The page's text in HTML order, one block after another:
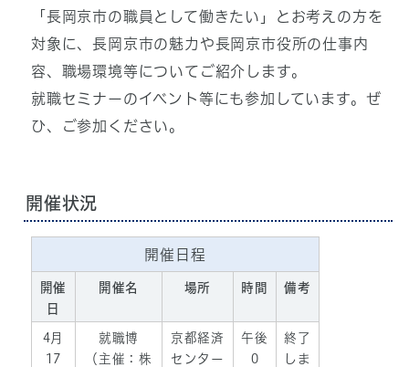
「長岡京市の職員として働きたい」とお考えの方を
対象に、長岡京市の魅力や長岡京市役所の仕事内
容、職場環境等についてご紹介します。
就職セミナーのイベント等にも参加しています。ぜ
ひ、ご参加ください。
開催状況
開催日程
開催
日
開催名 場所 時間 備考
4月
17
就職博
（主催：株
京都経済
センター
午後
0
終了
しま